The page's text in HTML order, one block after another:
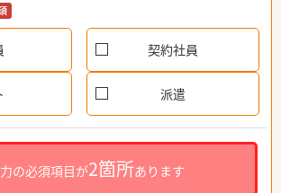
契約社員
派遣
の必須項目が2箇所あります